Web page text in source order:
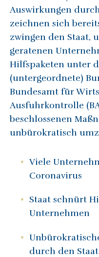
Auswirkungen
zeichnen sich
zwingen den Staat,
geratenen
Hilfspaketen unter
(untergeordnete)
Bundesamt für
Ausfuhrkontrolle
beschlossenen
unbürokratisch
Viele
Coronavirus
Staat schnürt
Unternehmen
durch den Staat